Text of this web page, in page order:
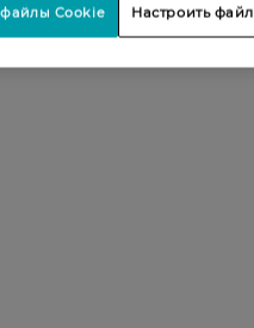
Настроить
Cookie